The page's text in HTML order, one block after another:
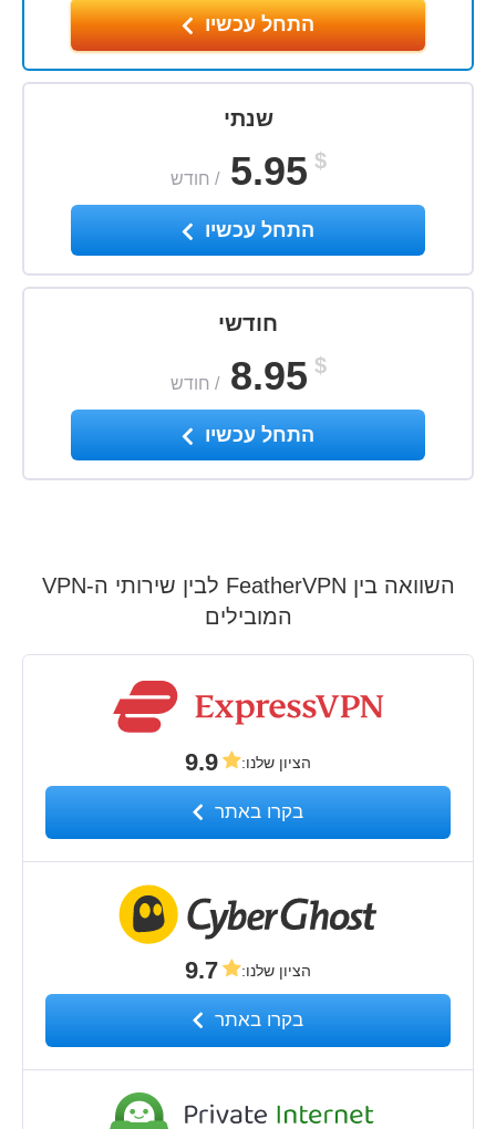
התחל עכשיו
שנתי
$
5.95
/ חודש
התחל עכשיו
חודשי
$
8.95
/ חודש
התחל עכשיו
השוואה בין FeatherVPN לבין שירותי ה-VPN
המובילים
הציון שלנו:
9.9
בקרו באתר
הציון שלנו:
9.7
בקרו באתר